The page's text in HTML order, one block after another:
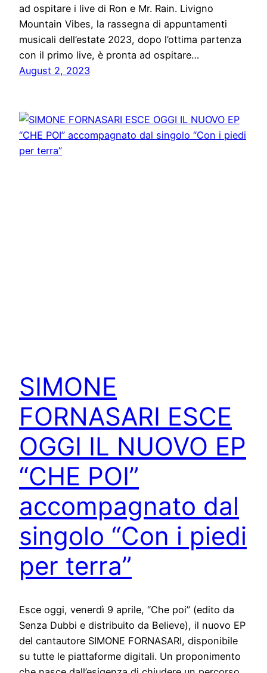
ad ospitare i live di Ron e Mr. Rain. Livigno
Mountain Vibes, la rassegna di appuntamenti
musicali dell’estate 2023, dopo l’ottima partenza
con il primo live, è pronta ad ospitare…
August 2, 2023
SIMONE
FORNASARI ESCE
OGGI IL NUOVO EP
“CHE POI”
accompagnato dal
singolo “Con i piedi
per terra”
Esce oggi, venerdì 9 aprile, “Che poi” (edito da
Senza Dubbi e distribuito da Believe), il nuovo EP
del cantautore SIMONE FORNASARI, disponibile
su tutte le piattaforme digitali. Un proponimento